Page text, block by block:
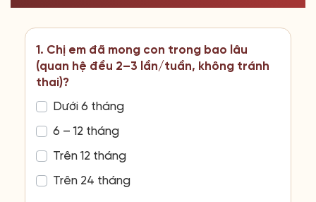
1. Chị em đã mong con trong bao lâu
(quan hệ đều 2–3 lần/tuần, không tránh
thai)?
Dưới 6 tháng
6 – 12 tháng
Trên 12 tháng
Trên 24 tháng